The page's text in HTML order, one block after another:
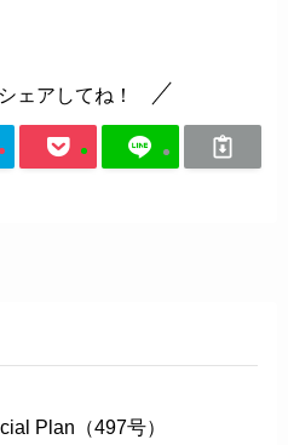
ェアしてね！
Plan（497号）